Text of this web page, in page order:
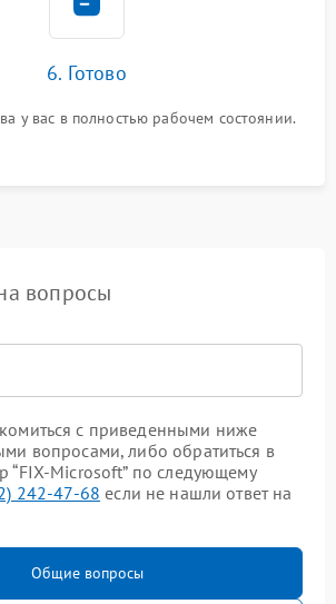
6. Готово
у вас в полностью рабочем состоянии.
вопросы
с приведенными ниже
вопросами, либо обратиться в
“FIX-Microsoft” по следующему
242-47-68 если не нашли ответ на
Общие вопросы